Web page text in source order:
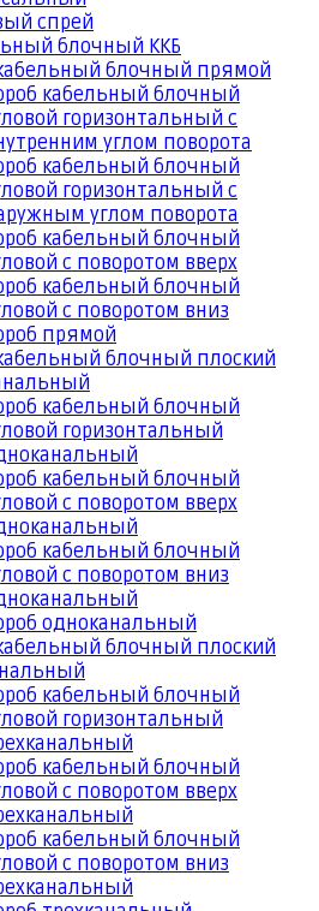
спрей
блочный ККБ
блочный прямой
кабельный блочный
горизонтальный с
углом поворота
кабельный блочный
горизонтальный с
углом поворота
кабельный блочный
с поворотом вверх
кабельный блочный
с поворотом вниз
прямой
блочный плоский
кабельный блочный
горизонтальный
кабельный блочный
с поворотом вверх
кабельный блочный
с поворотом вниз
одноканальный
блочный плоский
кабельный блочный
горизонтальный
кабельный блочный
с поворотом вверх
кабельный блочный
с поворотом вниз